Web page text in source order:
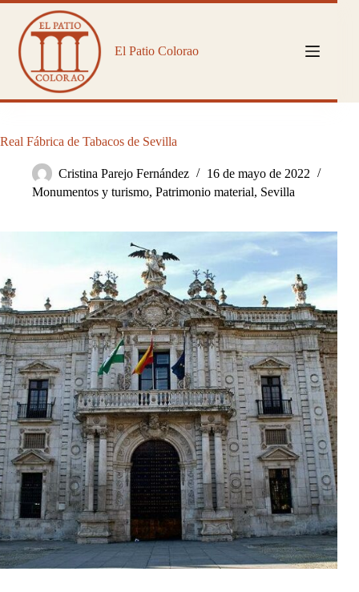
Saltar
contenido
El Patio Colorao
Real Fábrica de Tabacos de Sevilla
Cristina Parejo Fernández
16 de mayo de 2022
Monumentos y turismo, Patrimonio material, Sevilla